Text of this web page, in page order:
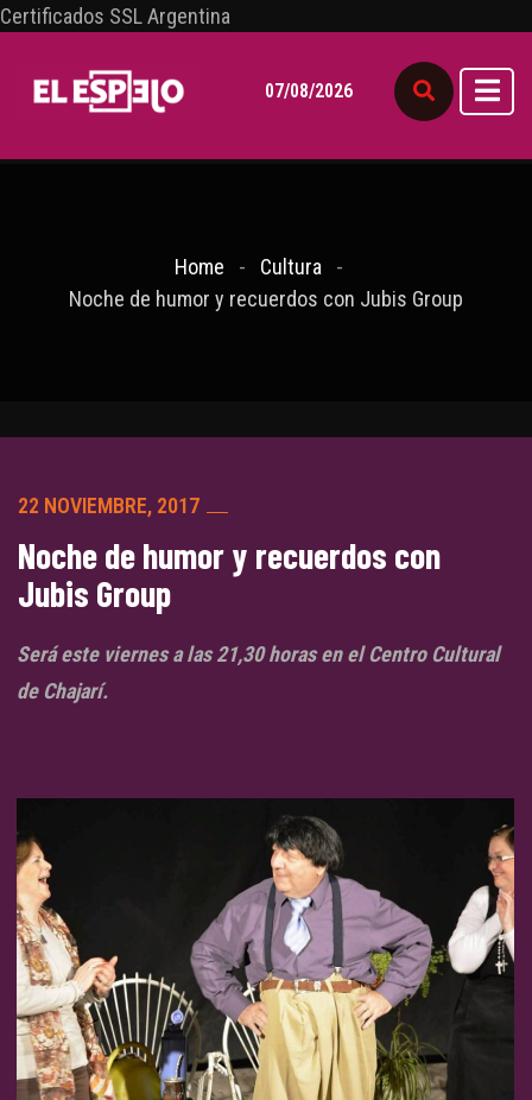
Certificados SSL Argentina
07/08/2026
Home
Cultura
Noche de humor y recuerdos con Jubis Group
22 NOVIEMBRE, 2017
Noche de humor y recuerdos con
Jubis Group
Será este viernes a las 21,30 horas en el Centro Cultural
de Chajarí.